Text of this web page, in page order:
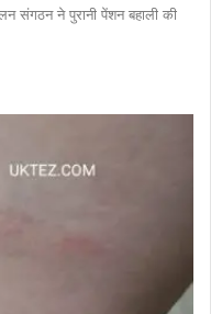
संगठन ने पुरानी पेंशन बहाली की